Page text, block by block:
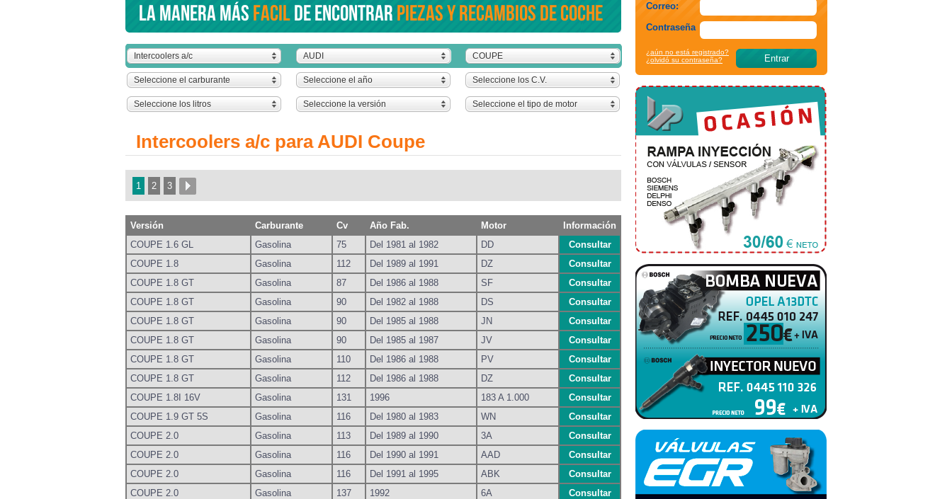
La manera másfacilde encontrarpiezas y recambios de coche
Intercoolers a/c AUDI COUPE
Seleccione el carburante Seleccione el año Seleccione los C.V.
Seleccione los litros Seleccione la versión Seleccione el tipo de motor
Intercoolers a/c para AUDI Coupe
1 2 3
Versión Carburante Cv Año Fab. Motor
Información
COUPE 1.6 GL
Gasolina 75 Del 1981 al 1982 DD
Consultar
COUPE 1.8
Gasolina 112 Del 1989 al 1991 DZ
Consultar
COUPE 1.8 GT
Gasolina 87 Del 1986 al 1988 SF
Consultar
COUPE 1.8 GT
Gasolina 90 Del 1982 al 1988 DS
Consultar
COUPE 1.8 GT
Gasolina 90 Del 1985 al 1988 JN
Consultar
COUPE 1.8 GT
Gasolina 90 Del 1985 al 1987 JV
Consultar
COUPE 1.8 GT
Gasolina 110 Del 1986 al 1988 PV
Consultar
COUPE 1.8 GT
Gasolina 112 Del 1986 al 1988 DZ
Consultar
COUPE 1.8I 16V
Gasolina 131 1996 183 A 1.000
Consultar
COUPE 1.9 GT 5S
Gasolina 116 Del 1980 al 1983 WN
Consultar
COUPE 2.0
Gasolina 113 Del 1989 al 1990 3A
Consultar
COUPE 2.0
Gasolina 116 Del 1990 al 1991 AAD
Consultar
COUPE 2.0
Gasolina 116 Del 1991 al 1995 ABK
Consultar
COUPE 2.0
Gasolina 137 1992 6A
Consultar
Correo:
Contraseña
¿aún no está registrado?
¿olvidó su contraseña?